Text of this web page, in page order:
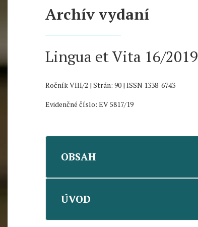
Archív vydaní
Lingua et Vita 16/2019
Ročník VIII/2 | Strán: 90 | ISSN 1338-6743
Evidenčné číslo: EV 5817/19
OBSAH
ÚVOD